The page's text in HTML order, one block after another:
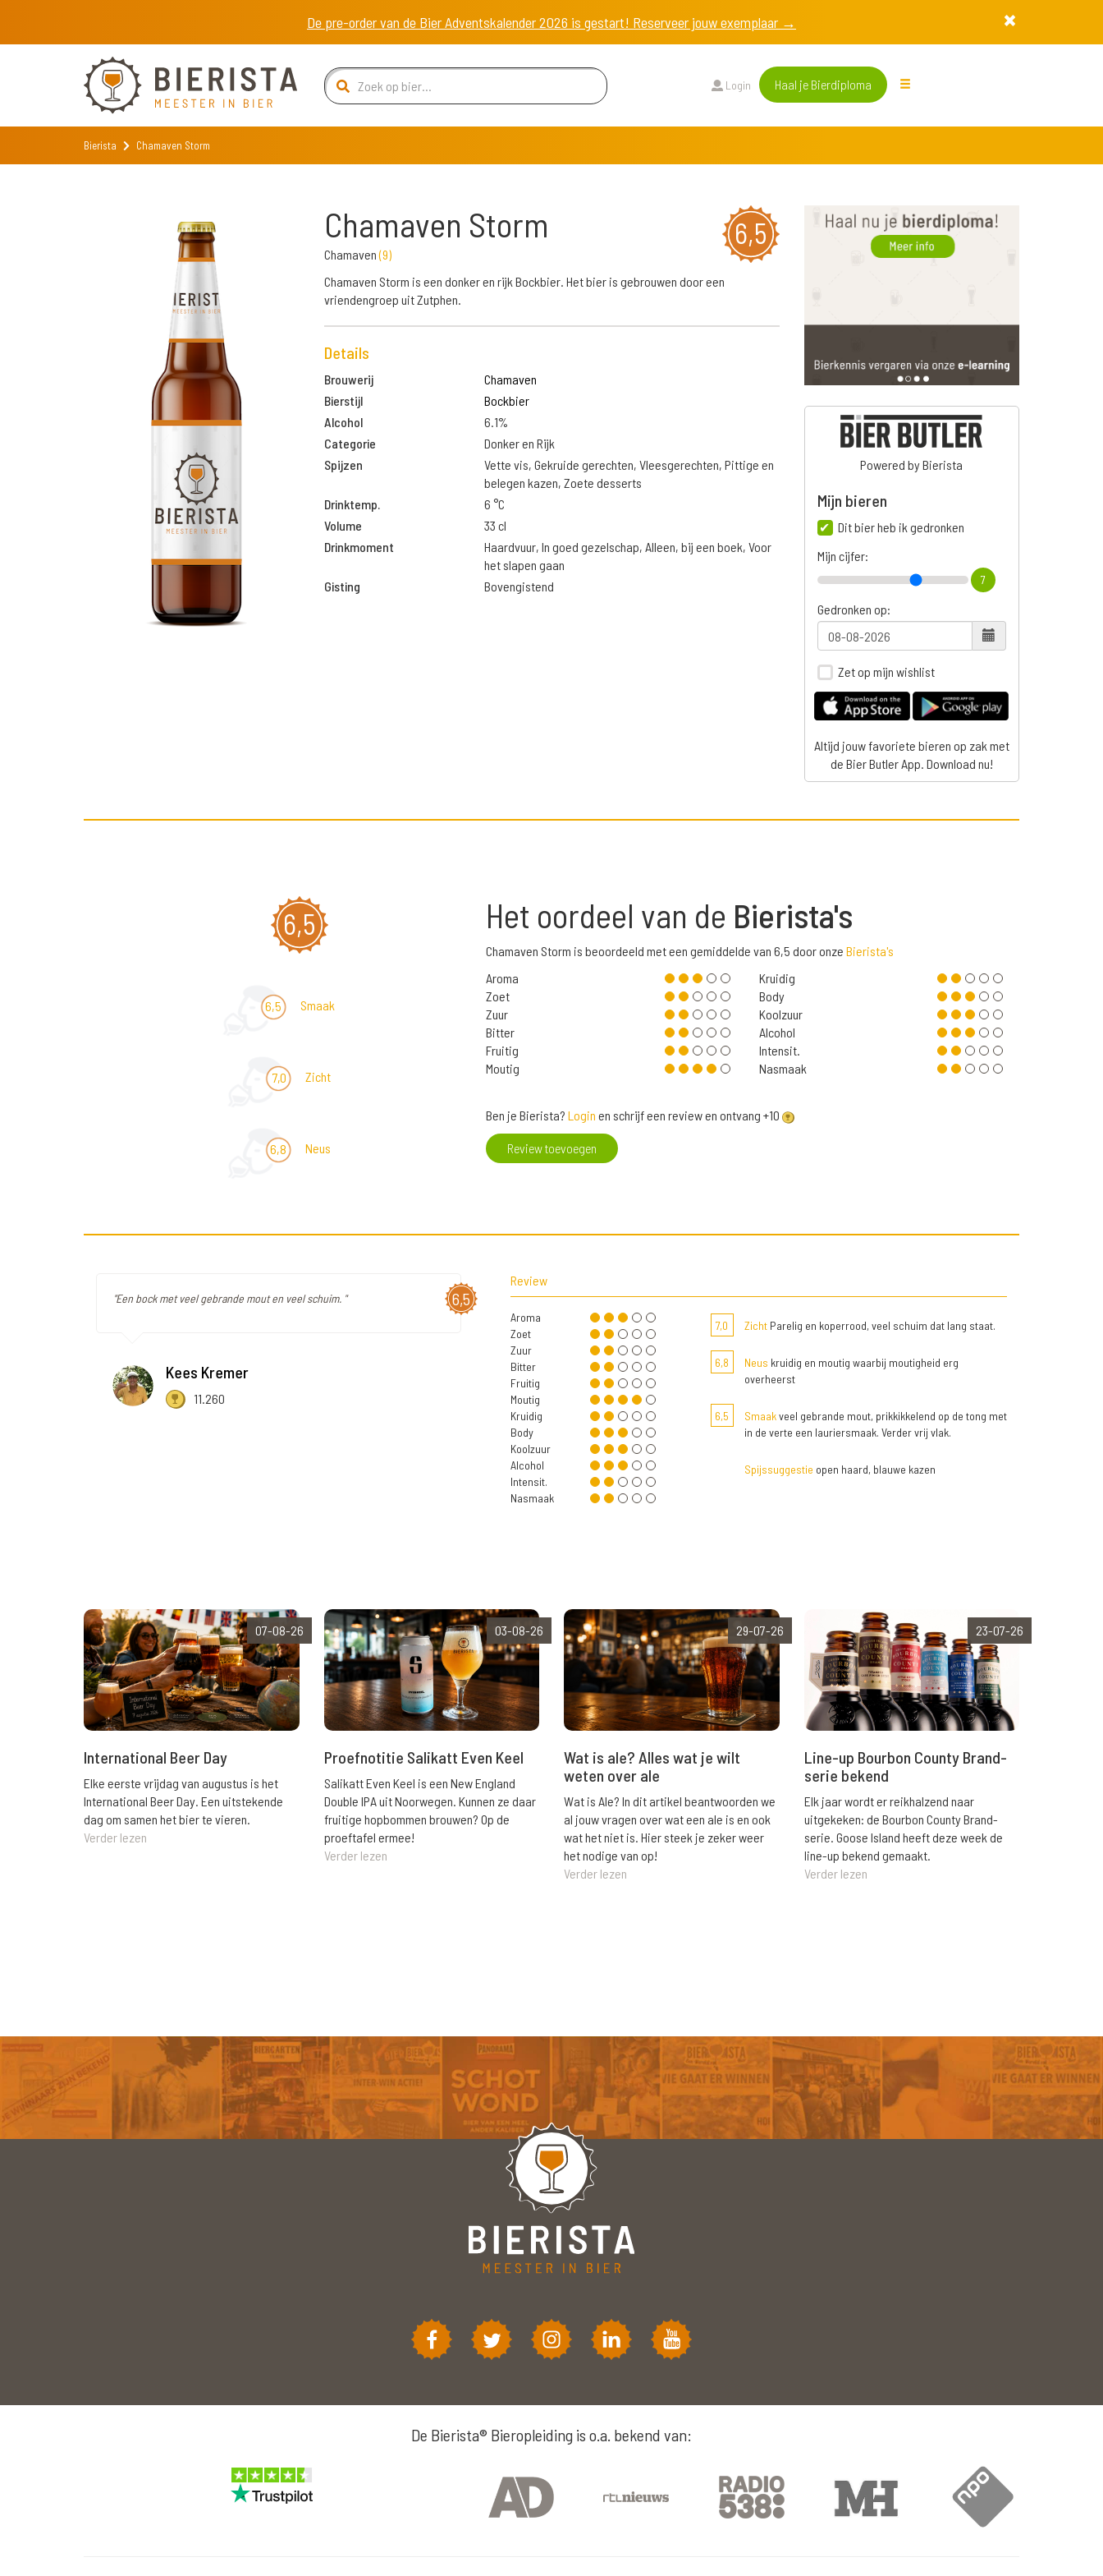
De pre-order van de Bier Adventskalender 2026 is gestart! Reserveer jouw exemplaar →
Login Haal je Bierdiploma
Bierista Chamaven Storm
6,5
Chamaven Storm
Chamaven(9)
Chamaven Storm is een donker en rijk Bockbier. Het bier is gebrouwen door een
vriendengroep uit Zutphen.
Details
Brouwerij
Chamaven
Bierstijl
Bockbier
Alcohol
6.1%
Categorie
Donker en Rijk
Spijzen
Vette vis, Gekruide gerechten, Vleesgerechten, Pittige en
belegen kazen, Zoete desserts
Drinktemp.
6 °C
Volume
33 cl
Drinkmoment
Haardvuur, In goed gezelschap, Alleen, bij een boek, Voor
het slapen gaan
Gisting
Bovengistend
Powered by Bierista
Mijn bieren
Dit bier heb ik gedronken
Mijn cijfer:
7
Gedronken op:
Zet op mijn wishlist
Altijd jouw favoriete bieren op zak met
de Bier Butler App. Download nu!
6,5
6,5 Smaak
7,0 Zicht
6,8 Neus
Het oordeel van de Bierista's
Chamaven Storm is beoordeeld met een gemiddelde van 6,5 door onze Bierista's
Aroma
Zoet
Zuur
Bitter
Fruitig
Moutig
Kruidig
Body
Koolzuur
Alcohol
Intensit.
Nasmaak
Ben je Bierista? Login en schrijf een review en ontvang +10
Review toevoegen
6,5
"Een bock met veel gebrande mout en veel schuim. "
Kees Kremer
11.260
Review
Aroma
Zoet
Zuur
Bitter
Fruitig
Moutig
Kruidig
Body
Koolzuur
Alcohol
Intensit.
Nasmaak
7,0 ZichtParelig en koperrood, veel schuim dat lang staat.
6,8 Neus kruidig en moutig waarbij moutigheid erg
overheerst
6,5 Smaakveel gebrande mout, prikkikkelend op de tong met
in de verte een lauriersmaak. Verder vrij vlak.
Spijssuggestie open haard, blauwe kazen
07-08-26
International Beer Day
Elke eerste vrijdag van augustus is het
International Beer Day. Een uitstekende
dag om samen het bier te vieren.
Verder lezen
03-08-26
Proefnotitie Salikatt Even Keel
Salikatt Even Keel is een New England
Double IPA uit Noorwegen. Kunnen ze daar
fruitige hopbommen brouwen? Op de
proeftafel ermee!
Verder lezen
29-07-26
Wat is ale? Alles wat je wilt
weten over ale
Wat is Ale? In dit artikel beantwoorden we
al jouw vragen over wat een ale is en ook
wat het niet is. Hier steek je zeker weer
het nodige van op!
Verder lezen
23-07-26
Line-up Bourbon County Brand-
serie bekend
Elk jaar wordt er reikhalzend naar
uitgekeken: de Bourbon County Brand-
serie. Goose Island heeft deze week de
line-up bekend gemaakt.
Verder lezen
De Bierista® Bieropleiding is o.a. bekend van: